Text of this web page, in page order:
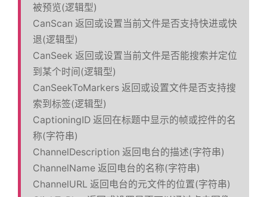
被预览(逻辑型)
CanScan 返回或设置当前文件是否支持快进或快
退(逻辑型)
CanSeek 返回或设置当前文件是否能搜索并定位
到某个时间(逻辑型)
CanSeekToMarkers 返回或设置文件是否支持搜
索到标签(逻辑型)
CaptioningID 返回在标题中显示的帧或控件的名
称(字符串)
ChannelDescription 返回电台的描述(字符串)
ChannelName 返回电台的名称(字符串)
ChannelURL 返回电台的元文件的位置(字符串)